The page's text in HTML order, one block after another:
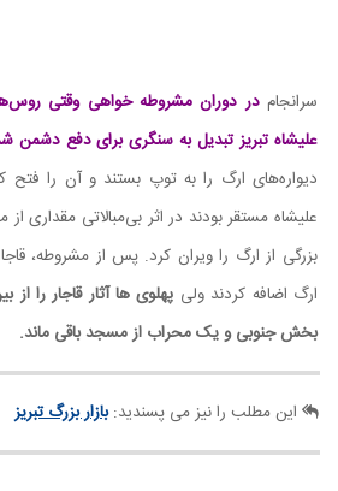
سرانجامدر دوران مشروطه خواهی وقتی روس‌ها
علیشاه تبریز تبدیل به سنگری برای دفع دشمن
دیواره‌های ارگ را به توپ بستند و آن را
علیشاه مستقر بودند در اثر بی‌مبالاتی
بزرگی از ارگ را ویران کرد. پس از مشروطه،
ارگ اضافه کردند ولی پهلوی ها آثار قاجار را از
بخش جنوبی و یک محراب از مسجد باقی ماند.
این مطلب را نیز می پسندید: بازار بزرگ تبریز